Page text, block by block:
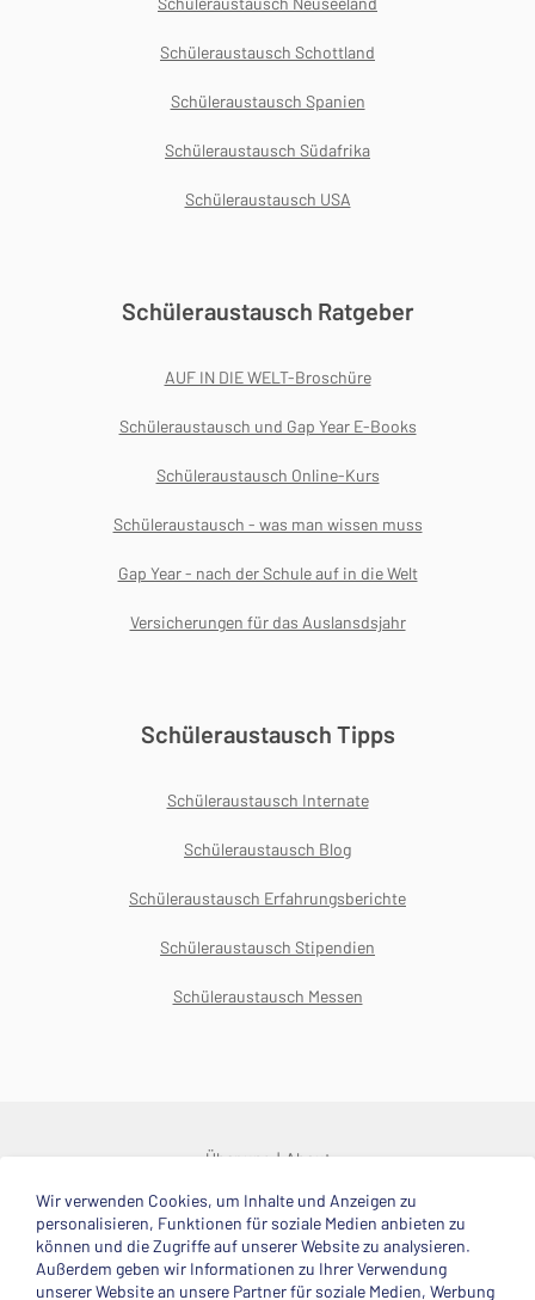
Schüleraustausch Schottland
Schüleraustausch Spanien
Schüleraustausch Südafrika
Schüleraustausch USA
Schüleraustausch Ratgeber
AUF IN DIE WELT-Broschüre
Schüleraustausch und Gap Year E-Books
Schüleraustausch Online-Kurs
Schüleraustausch - was man wissen muss
Gap Year - nach der Schule auf in die Welt
Versicherungen für das Auslansdsjahr
Schüleraustausch Tipps
Schüleraustausch Internate
Schüleraustausch Blog
Schüleraustausch Erfahrungsberichte
Schüleraustausch Stipendien
Schüleraustausch Messen
Über uns About
© 2025 Deutsche Stiftung Völkerverständigung
Impressum Datenschutzerklärung Kontakt
Wir verwenden Cookies, um Inhalte und Anzeigen zu
personalisieren, Funktionen für soziale Medien anbieten zu
können und die Zugriffe auf unserer Website zu analysieren.
Außerdem geben wir Informationen zu Ihrer Verwendung
unserer Website an unsere Partner für soziale Medien, Werbung